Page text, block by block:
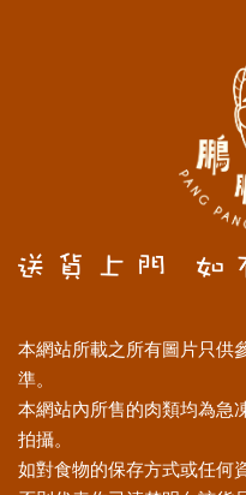
本網站所載之所有圖片只供
準。
本網站內所售的肉類均為急
拍攝。
如對食物的保存方式或任何